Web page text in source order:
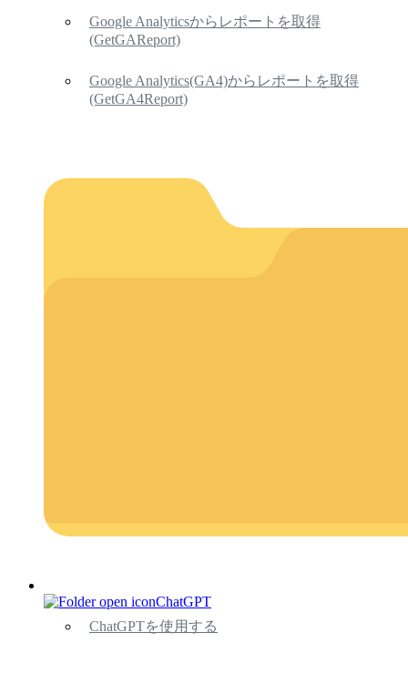
Google Analyticsからレポートを取得
(GetGAReport)
Google Analytics(GA4)からレポートを取得
(GetGA4Report)
ChatGPT
ChatGPTを使用する